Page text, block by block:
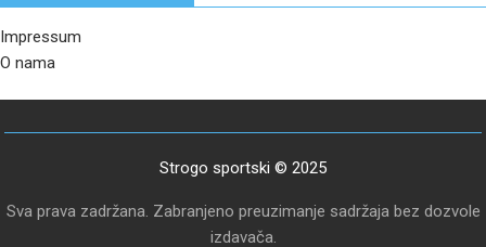
Impressum
O nama
Strogo sportski © 2025
Sva prava zadržana. Zabranjeno preuzimanje sadržaja bez dozvole
izdavača.